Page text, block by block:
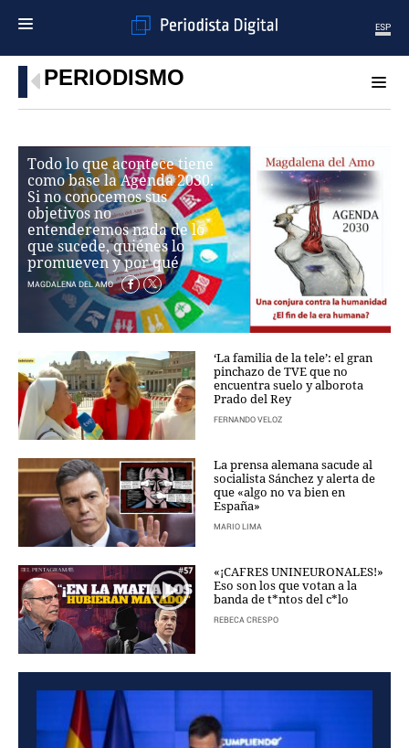
ESP
MENÚ
SECCIONES
MUNDO
PERIODISMO
ECONOMÍA
DEPORTES
CIENCIA
TECNOLOGÍA
CULTURA
TELEVISIÓN
MAGAZINE
OTRAS WEBS
CRIMEN Y CASTIGO
MOTOR
RELIGION
TRAVELLERS
EXPERTOS
GASTRONOMÍA
SALUD
3SEGUNDOS
ESCAPARATE
LA SEGUNDA DOSIS
CORONAVIRUS
DIRECTORIOS
LO ÚLTIMO
PERIODISMO
Todo lo que acontece tiene
como base la Agenda 2030.
Si no conocemos sus
objetivos no
entenderemos nada de lo
que sucede, quiénes lo
promueven y por qué
MAGDALENA DEL AMO
‘La familia de la tele’: el gran
pinchazo de TVE que no
encuentra suelo y alborota
Prado del Rey
FERNANDO VELOZ
La prensa alemana sacude al
socialista Sánchez y alerta de
que «algo no va bien en
España»
MARIO LIMA
«¡CAFRES UNINEURONALES!»
Eso son los que votan a la
banda de t*ntos del c*lo
REBECA CRESPO